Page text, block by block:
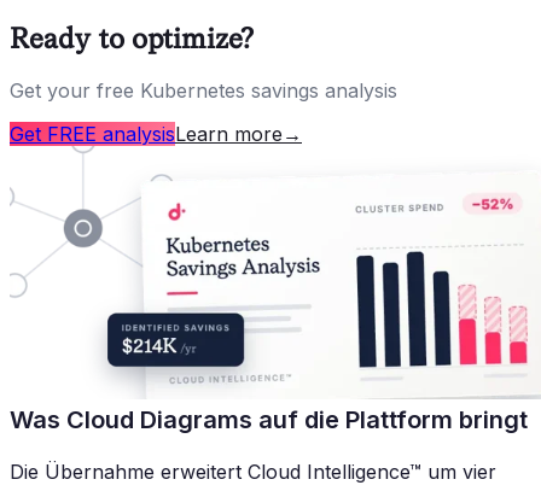
Ready to optimize?
Get your free Kubernetes savings analysis
Get FREE analysisLearn more →
Was Cloud Diagrams auf die Plattform bringt
Die Übernahme erweitert Cloud Intelligence™ um vier